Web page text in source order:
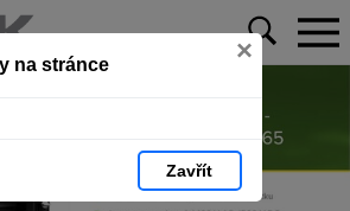
na stránce ×
Zavřít